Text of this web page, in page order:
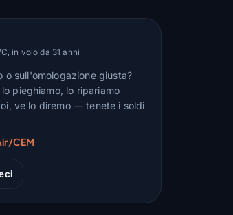
in volo da 31 anni
o sull'omologazione giusta?
pieghiamo, lo ripariamo
ve lo diremo — tenete i soldi
CEM